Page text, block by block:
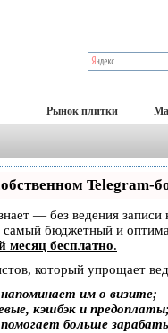
Рынок плитки
Telegram-
— без ведения
бюджетный и
месяц бесплатно.
который упрощает
им о визите;
кэшбэк и предоплаты;
больше